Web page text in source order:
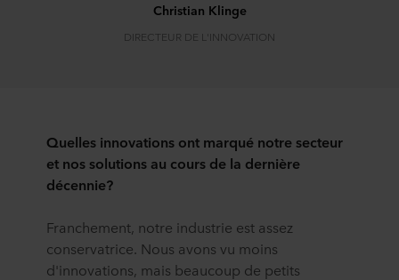
Christian Klinge
DIRECTEUR DE L'INNOVATION
Quelles innovations ont marqué notre secteur
et nos solutions au cours de la dernière
décennie?
Franchement, notre industrie est assez
conservatrice. Nous avons vu moins
d'innovations, mais beaucoup de petits